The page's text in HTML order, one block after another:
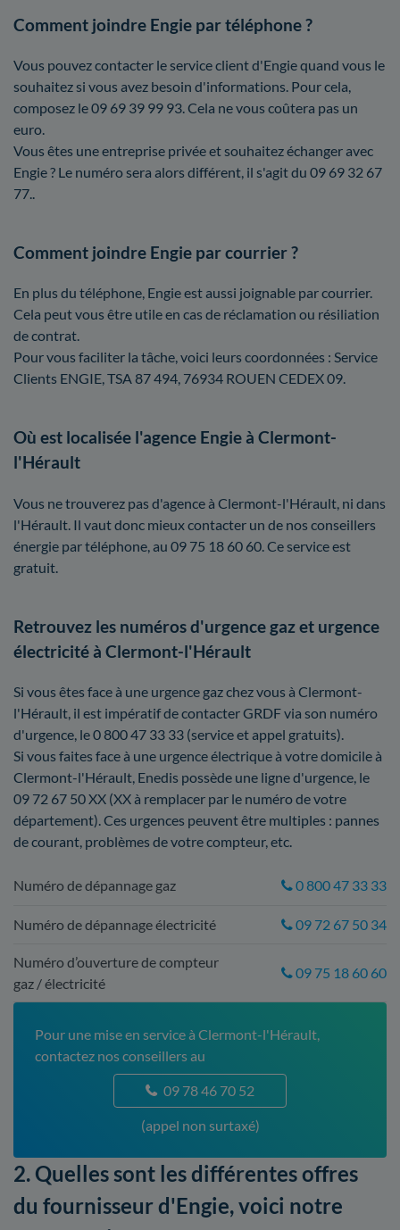
Comment joindre Engie par téléphone ?
Vous pouvez contacter le service client d'Engie quand vous le
souhaitez si vous avez besoin d'informations. Pour cela,
composez le 09 69 39 99 93. Cela ne vous coûtera pas un
euro.
Vous êtes une entreprise privée et souhaitez échanger avec
Engie ? Le numéro sera alors différent, il s'agit du 09 69 32 67
77..
Comment joindre Engie par courrier ?
En plus du téléphone, Engie est aussi joignable par courrier.
Cela peut vous être utile en cas de réclamation ou résiliation
de contrat.
Pour vous faciliter la tâche, voici leurs coordonnées : Service
Clients ENGIE, TSA 87 494, 76934 ROUEN CEDEX 09.
Où est localisée l'agence Engie à Clermont-
l'Hérault
Vous ne trouverez pas d'agence à Clermont-l'Hérault, ni dans
l'Hérault. Il vaut donc mieux contacter un de nos conseillers
énergie par téléphone, au 09 75 18 60 60. Ce service est
gratuit.
Retrouvez les numéros d'urgence gaz et urgence
électricité à Clermont-l'Hérault
Si vous êtes face à une urgence gaz chez vous à Clermont-
l'Hérault, il est impératif de contacter GRDF via son numéro
d'urgence, le 0 800 47 33 33 (service et appel gratuits).
Si vous faites face à une urgence électrique à votre domicile à
Clermont-l'Hérault, Enedis possède une ligne d'urgence, le
09 72 67 50 XX (XX à remplacer par le numéro de votre
département). Ces urgences peuvent être multiples : pannes
de courant, problèmes de votre compteur, etc.
Numéro de dépannage gaz 0 800 47 33 33
Numéro de dépannage électricité 09 72 67 50 34
Numéro d’ouverture de compteur
gaz / électricité
09 75 18 60 60
Pour une mise en service à Clermont-l'Hérault,
contactez nos conseillers au
09 78 46 70 52
(appel non surtaxé)
2. Quelles sont les différentes offres
du fournisseur d'Engie, voici notre